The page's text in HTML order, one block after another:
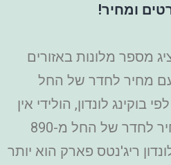
ומחיר!
מספר מלונות באזורים
עם מחיר לחדר של החל
לפי בוקינג לונדון, הולידי אין
לונדון אוקספורד עם מחיר לחדר של החל מ-890
ריג'נטס פארק הוא יותר